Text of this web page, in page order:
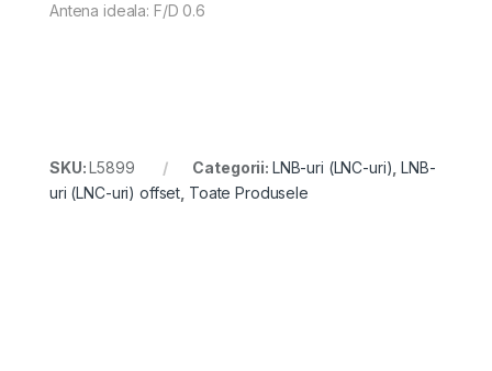
Antena ideala: F/D 0.6
SKU:L5899 Categorii: LNB-uri (LNC-uri) ,LNB-
uri (LNC-uri) offset Toate Produsele